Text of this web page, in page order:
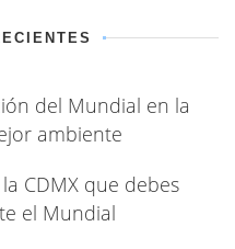
del Mundial en la
ambiente
CDMX que debes
el Mundial